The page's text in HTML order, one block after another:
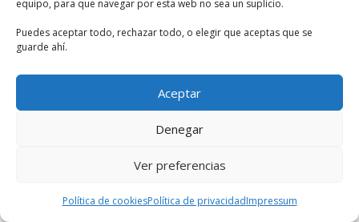
equipo, para que navegar por esta web no sea un suplicio.
Puedes aceptar todo, rechazar todo, o elegir que aceptas que se
guarde ahí.
Aceptar
Denegar
Ver preferencias
Política de cookiesPolítica de privacidadImpressum